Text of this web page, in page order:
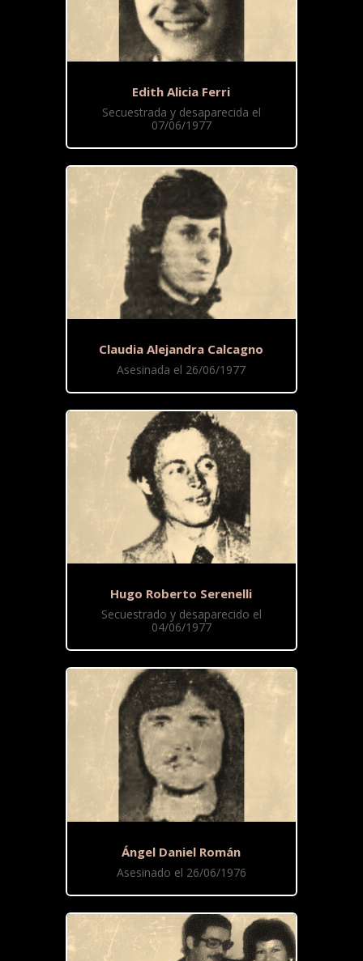
Edith Alicia Ferri
Secuestrada y desaparecida el
07/06/1977
Claudia Alejandra Calcagno
Asesinada el 26/06/1977
Hugo Roberto Serenelli
Secuestrado y desaparecido el
04/06/1977
Ángel Daniel Román
Asesinado el 26/06/1976